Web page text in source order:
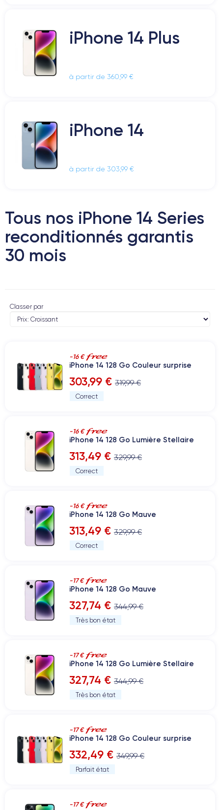
iPhone 14 Plus
à partir de 360,99 €
iPhone 14
à partir de 303,99 €
Tous nos iPhone 14 Series
reconditionnés garantis
30 mois
Classer par
-16 €
iPhone 14 128 Go Couleur surprise
303,99 € 319,99 €
Correct
-16 €
iPhone 14 128 Go Lumière Stellaire
313,49 € 329,99 €
Correct
-16 €
iPhone 14 128 Go Mauve
313,49 € 329,99 €
Correct
-17 €
iPhone 14 128 Go Mauve
327,74 € 344,99 €
Très bon état
-17 €
iPhone 14 128 Go Lumière Stellaire
327,74 € 344,99 €
Très bon état
-17 €
iPhone 14 128 Go Couleur surprise
332,49 € 349,99 €
Parfait état
-17 €